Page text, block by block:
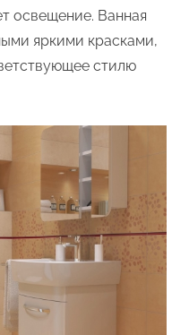
освещение. Ванная
яркими красками,
стилю